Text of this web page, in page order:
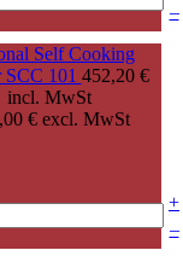
–
Self Cooking
SCC 101 452,20 €
incl. MwSt
€ excl. MwSt
+
–